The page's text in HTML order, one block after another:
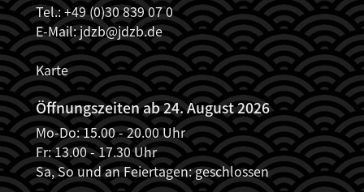
Tel.: +49 (0)30 839 07 0
E-Mail:jdzb@jdzb.de
Karte
Öffnungszeiten ab 24. August 2026
Mo-Do: 15.00 - 20.00 Uhr
Fr: 13.00 - 17.30 Uhr
Sa, So und an Feiertagen: geschlossen